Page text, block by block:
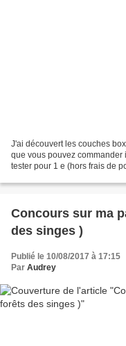
J'ai découvert les couches
que vous pouvez commander
tester pour 1 e (hors frais de
Concours sur ma
des singes )
Publié le 10/08/2017 à 17:15
Par Audrey